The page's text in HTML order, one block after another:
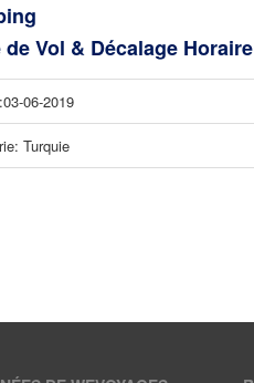
de Vol & Décalage Horaire
06-2019
Turquie